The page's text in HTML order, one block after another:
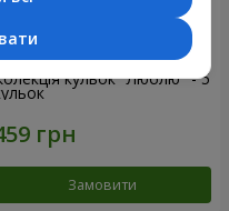
кульок "Люблю" - 5
Замовити